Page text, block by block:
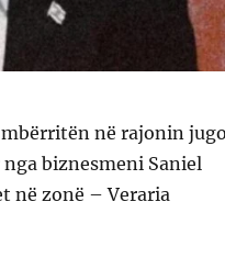
në rajonin
biznesmeni Saniel
në zonë – Veraria